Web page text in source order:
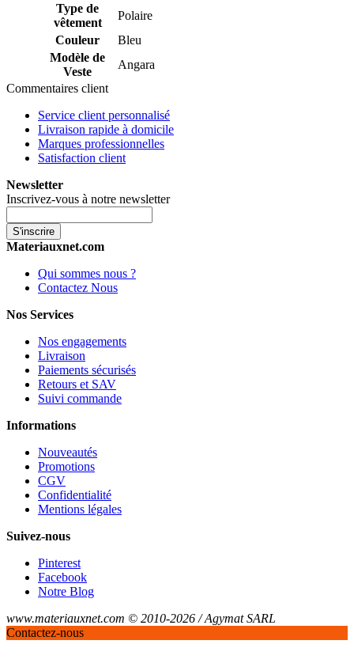
Type de
vêtement
Polaire
Couleur
Bleu
Modèle de
Veste
Angara
Commentaires client
Service client personnalisé
Livraison rapide à domicile
Marques professionnelles
Satisfaction client
Newsletter
Inscrivez-vous à notre newsletter
S'inscrire
Materiauxnet.com
Qui sommes nous ?
Contactez Nous
Nos Services
Nos engagements
Livraison
Paiements sécurisés
Retours et SAV
Suivi commande
Informations
Nouveautés
Promotions
CGV
Confidentialité
Mentions légales
Suivez-nous
Pinterest
Facebook
Notre Blog
www.materiauxnet.com © 2010-2026 / Agymat SARL
Contactez-nous